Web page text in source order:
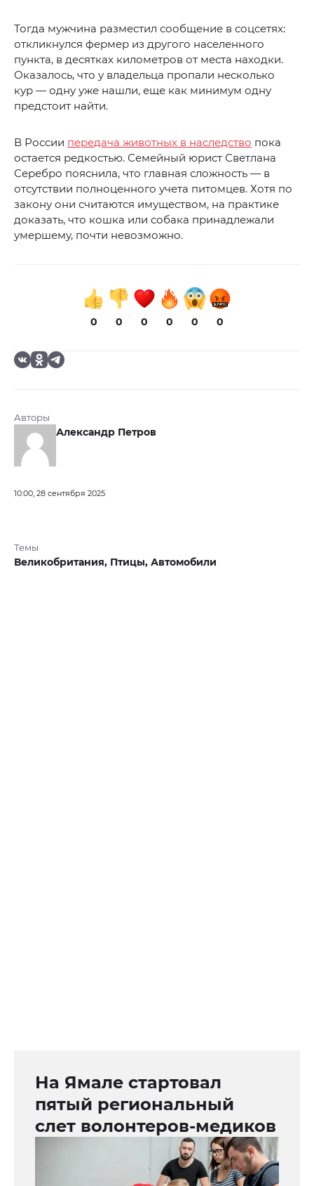
Тогда мужчина разместил сообщение в соцсетях:
откликнулся фермер из другого населенного
пункта, в десятках километров от места находки.
Оказалось, что у владельца пропали несколько
кур — одну уже нашли, еще как минимум одну
предстоит найти.
В России передача животных в наследство пока
остается редкостью. Семейный юрист Светлана
Серебро пояснила, что главная сложность — в
отсутствии полноценного учета питомцев. Хотя по
закону они считаются имуществом, на практике
доказать, что кошка или собака принадлежали
умершему, почти невозможно.
0 0 0 0 0 0
Авторы
Александр Петров
10:00, 28 сентября 2025
Темы
Великобритания, Птицы, Автомобили
На Ямале стартовал
пятый региональный
слет волонтеров-медиков